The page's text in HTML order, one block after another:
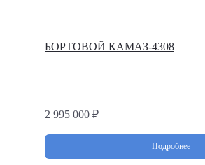
БОРТОВОЙ КАМАЗ-4308
2 995 000 ₽
Подробнее